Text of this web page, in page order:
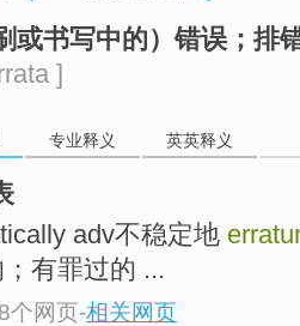
或书写中的）错误；排
]
专业释义 英英释义
adv不稳定地
有罪过的 ...
个网页-相关网页